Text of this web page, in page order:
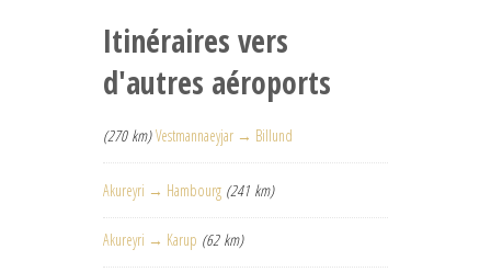
Itinéraires vers
d'autres aéroports
(270 km) Vestmannaeyjar → Billund
Akureyri → Hambourg (241 km)
Akureyri → Karup (62 km)